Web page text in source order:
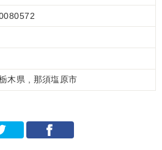
木県 , 那須塩原市